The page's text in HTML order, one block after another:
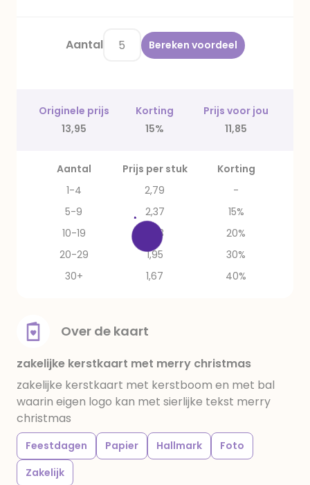
Aantal Bereken voordeel
Originele prijs Korting
Prijs voor jou
13,95
15% 11,85
Aantal Prijs per stuk
Korting
1-4
2,79
-
5-9
2,37
15%
10-19
2,23
20%
20-29
1,95
30%
30+
1,67 40%
Over de kaart
zakelijke kerstkaart met merry christmas
zakelijke kerstkaart met kerstboom en met bal
waarin eigen logo kan met sierlijke tekst merry
christmas
Feestdagen Papier Hallmark
Foto
Zakelijk